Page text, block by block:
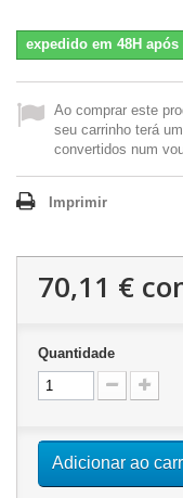
expedido em 48H
Ao comprar este
seu carrinho terá
convertidos num
Imprimir
70,11 €
Quantidade
Adicionar ao